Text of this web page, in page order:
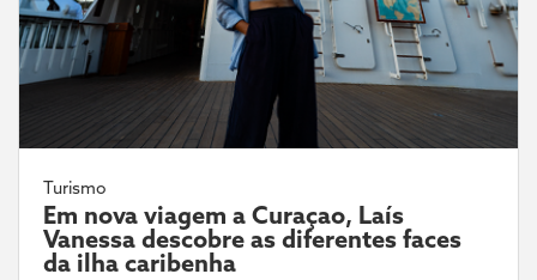
Turismo
Em nova viagem a Curaçao, Laís
Vanessa descobre as diferentes faces
da ilha caribenha